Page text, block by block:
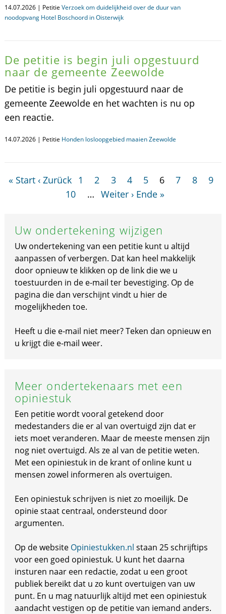
14.07.2026 | Petitie Verzoek om duidelijkheid over de duur van
noodopvang Hotel Boschoord in Oisterwijk
De petitie is begin juli opgestuurd
naar de gemeente Zeewolde
De petitie is begin juli opgestuurd naar de
gemeente Zeewolde en het wachten is nu op
een reactie.
14.07.2026 | Petitie Honden losloopgebied maaien Zeewolde
« Start ‹ Zurück 1 2 3 4 5 6 7 8
9
10
… Weiter › Ende »
Uw ondertekening wijzigen
Uw ondertekening van een petitie kunt u altijd
aanpassen of verbergen. Dat kan heel makkelijk
door opnieuw te klikken op de link die we u
toestuurden in de e-mail ter bevestiging. Op de
pagina die dan verschijnt vindt u hier de
mogelijkheden toe.
Heeft u die e-mail niet meer? Teken dan opnieuw en
u krijgt die e-mail weer.
Meer ondertekenaars met een
opiniestuk
Een petitie wordt vooral getekend door
medestanders die er al van overtuigd zijn dat er
iets moet veranderen. Maar de meeste mensen zijn
nog niet overtuigd. Als ze al van de petitie weten.
Met een opiniestuk in de krant of online kunt u
mensen zowel informeren als overtuigen.
Een opiniestuk schrijven is niet zo moeilijk. De
opinie staat centraal, ondersteund door
argumenten.
Op de website Opiniestukken.nl staan 25 schrijftips
voor een goed opiniestuk. U kunt het daarna
insturen naar een redactie, zodat u een groot
publiek bereikt dat u zo kunt overtuigen van uw
punt. En u mag natuurlijk altijd met een opiniestuk
aandacht vestigen op de petitie van iemand anders.